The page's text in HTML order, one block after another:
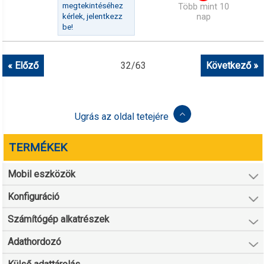
megtekintéséhez
kérlek, jelentkezz
be!
Több mint 10
nap
32/63
« Előző Következő »
Ugrás az oldal tetejére
TERMÉKEK
Mobil eszközök
Konfiguráció
Számítógép alkatrészek
Adathordozó